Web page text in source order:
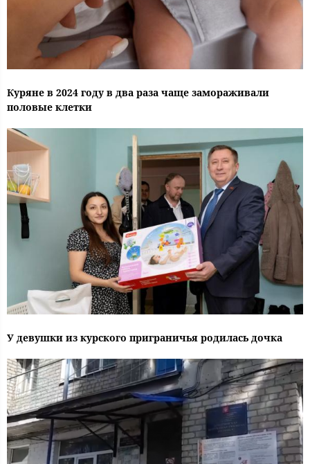
Куряне в 2024 году в два раза чаще замораживали
половые клетки
У девушки из курского приграничья родилась дочка